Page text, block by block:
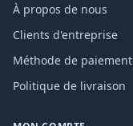
À propos de nous
Clients d'entreprise
Méthode de paiement
Politique de livraison